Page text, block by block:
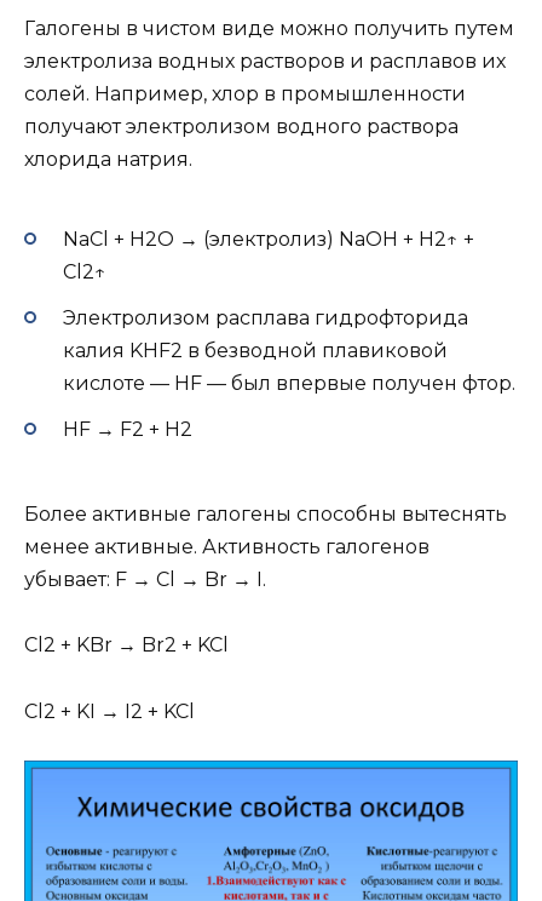
Галогены в чистом виде можно получить путем
электролиза водных растворов и расплавов их
солей. Например, хлор в промышленности
получают электролизом водного раствора
хлорида натрия.
NaCl + H2O → (электролиз) NaOH + H2↑ +
Cl2↑
Электролизом расплава гидрофторида
калия KHF2 в безводной плавиковой
кислоте — HF — был впервые получен фтор.
HF → F2 + H2
Более активные галогены способны вытеснять
менее активные. Активность галогенов
убывает: F → Cl → Br → I.
Cl2 + KBr → Br2 + KCl
Cl2 + KI → I2 + KCl